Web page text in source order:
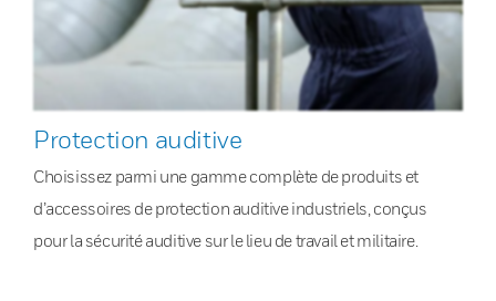
Protection auditive
Choisissez parmi une gamme complète de produits et
d’accessoires de protection auditive industriels, conçus
pour la sécurité auditive sur le lieu de travail et militaire.